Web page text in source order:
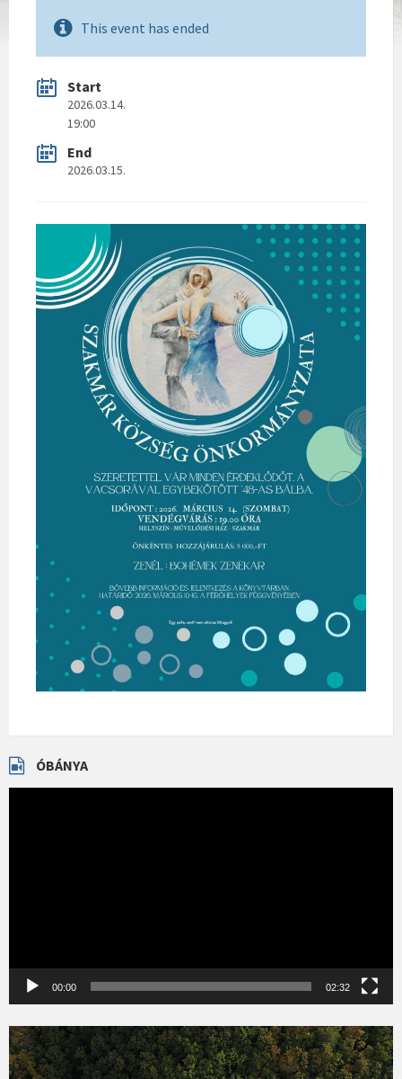
This event has ended
Start
2026.03.14.
19:00
End
2026.03.15.
ÓBÁNYA
00:00 02:32
Videólejátszó